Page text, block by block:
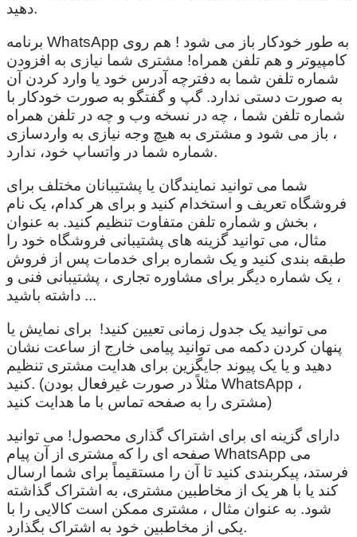
دهید.
برنامه WhatsApp به طور خودکار باز می شود ! هم روی
کامپیوتر و هم تلفن همراه! مشتری شما نیازی به افزودن
شماره تلفن شما به دفترچه آدرس خود یا وارد کردن آن
به صورت دستی ندارد. گپ و گفتگو به صورت خودکار با
شماره تلفن شما ، چه در نسخه وب و چه در تلفن همراه
، باز می شود و مشتری به هیچ وجه نیازی به واردسازی
شماره شما در واتساپ خود، ندارد.
شما می توانید نمایندگان یا پشتیبانان مختلف برای
فروشگاه تعریف و استخدام کنید و برای هر کدام، یک نام
، بخش و شماره تلفن متفاوت تنظیم کنید. به عنوان
مثال، می توانید گزینه های پشتیبانی فروشگاه خود را
طبقه بندی کنید و یک شماره برای خدمات پس از فروش
، یک شماره دیگر برای مشاوره تجاری ، پشتیبانی فنی و
... داشته باشید
می توانید یک جدول زمانی تعیین کنید! برای نمایش یا
پنهان کردن دکمه می توانید پیامی خارج از ساعت نشان
دهید و یا یک پیوند جایگزین برای هدایت مشتری تنظیم
کنید. (مثلاً در صورت غیرفعال بودن WhatsApp ،
مشتری را به صفحه تماس با ما هدایت کنید)
دارای گزینه ای برای اشتراک گذاری محصول! می توانید
صفحه ای را که مشتری از آن پیام WhatsApp می
فرستد، پیکربندی کنید تا آن را مستقیماً برای شما ارسال
کند یا با هر یک از مخاطبین مشتری، به اشتراک گذاشته
شود. به عنوان مثال ، مشتری ممکن است کالایی را با
یکی از مخاطبین خود به اشتراک بگذارد.